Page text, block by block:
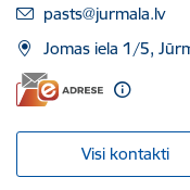
E-pasts:
pasts@jurmala.lv
Jomas iela 1/5,
Visi kontakti